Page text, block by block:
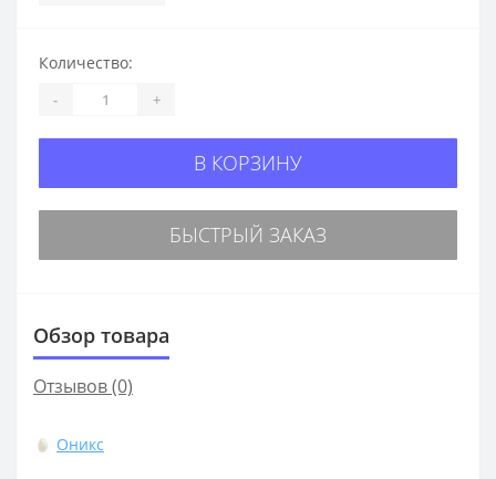
Количество:
- +
В КОРЗИНУ
БЫСТРЫЙ ЗАКАЗ
Обзор товара
Отзывов (0)
Оникс